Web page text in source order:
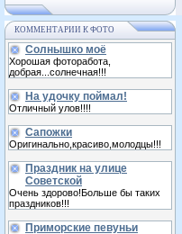
КОММЕНТАРИИ К ФОТО
Солнышко моё
Хорошая фоторабота,
добрая...солнечная!!!
На удочку поймал!
Отличный улов!!!!
Сапожки
Оригинально,красиво,молодцы!!!
Праздник на улице
Советской
Очень здорово!Больше бы таких
праздников!!!
Приморские певуньи